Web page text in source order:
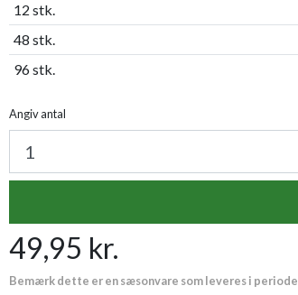
12 stk.
48 stk.
96 stk.
Angiv antal
49,95 kr.
Bemærk dette er en sæsonvare som leveres i